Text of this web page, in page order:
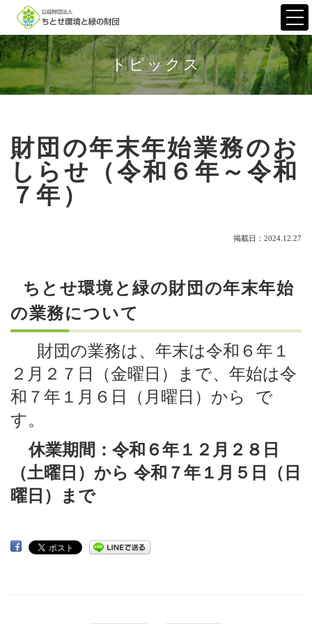
トピックス
財団の年末年始業務のお
しらせ（令和６年～令和
７年）
掲載日：2024.12.27
ちとせ環境と緑の財団の年末年始
の業務について
財団の業務は、年末は令和６年１
２月２７日（金曜日）まで、 年始は令
和７年１月６日（月曜日）から で
す。
休業期間：令和６年１２月２８日
（土曜日）から 令和７年１月５日（日
曜日）まで